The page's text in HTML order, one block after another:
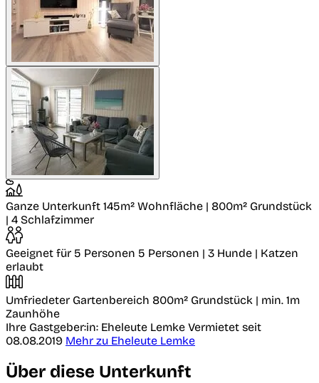
Ganze Unterkunft 145m² Wohnfläche | 800m² Grundstück
| 4 Schlafzimmer
Geeignet für 5 Personen 5 Personen | 3 Hunde | Katzen
erlaubt
Umfriedeter Gartenbereich 800m² Grundstück | min. 1m
Zaunhöhe
Ihre Gastgeber:in: Eheleute Lemke Vermietet seit
08.08.2019 Mehr zu Eheleute Lemke
Über diese Unterkunft